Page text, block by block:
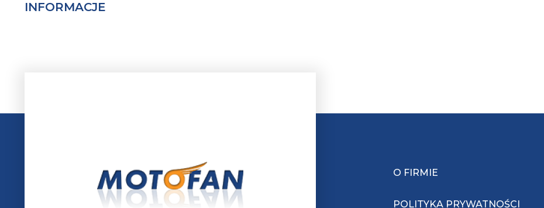
INFORMACJE
O FIRMIE
POLITYKA PRYWATNOŚCI